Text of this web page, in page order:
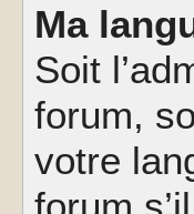
Ma
Soit
forum,
votre